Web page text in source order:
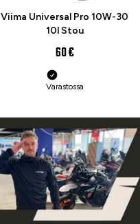
Viima Universal Pro 10W-30
10l Stou
60 €
Varastossa